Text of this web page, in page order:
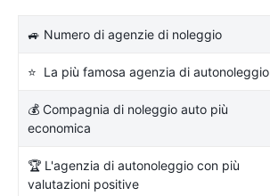
🚙 Numero di agenzie di noleggio
⭐ La più famosa agenzia di autonoleggio
💰 Compagnia di noleggio auto più
economica
🏆 L'agenzia di autonoleggio con più
valutazioni positive